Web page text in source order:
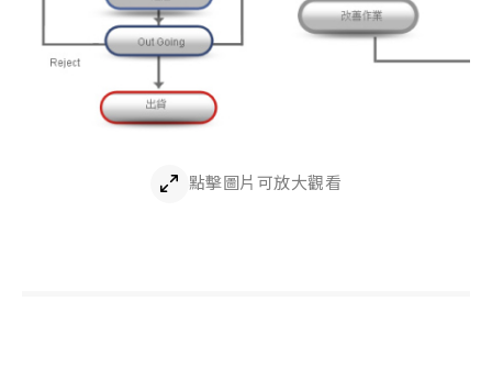
點擊圖片可放大觀看